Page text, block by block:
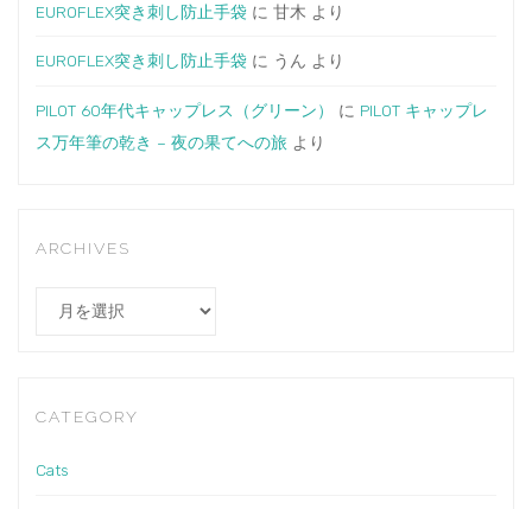
EUROFLEX突き刺し防止手袋 に甘木 より
EUROFLEX突き刺し防止手袋 に うん より
PILOT 60年代キャップレス（グリーン） に PILOT キャップレ
ス万年筆の乾き – 夜の果てへの旅 より
ARCHIVES
Archives
CATEGORY
Cats